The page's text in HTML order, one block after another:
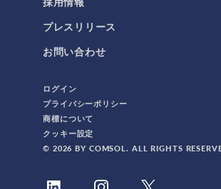
プレスリリース
お問い合わせ
ログイン
プライバシーポリシー
商標について
クッキー設定
© 2026 BY COMSOL. ALL RIGHTS